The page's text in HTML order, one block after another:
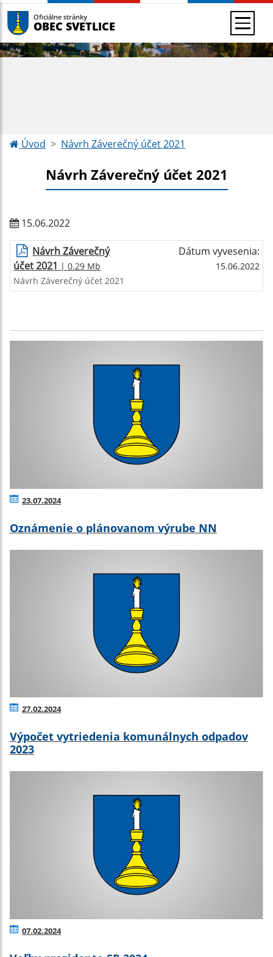
Oficiálne stránky
OBEC SVETLICE
Úvod Návrh Záverečný účet 2021
Návrh Záverečný účet 2021
15.06.2022
Návrh Záverečný
účet 2021 | 0.29 Mb
Dátum vyvesenia:
15.06.2022
Návrh Záverečný účet 2021
23.07.2024
Oznámenie o plánovanom výrube NN
27.02.2024
Výpočet vytriedenia komunálnych odpadov
2023
07.02.2024